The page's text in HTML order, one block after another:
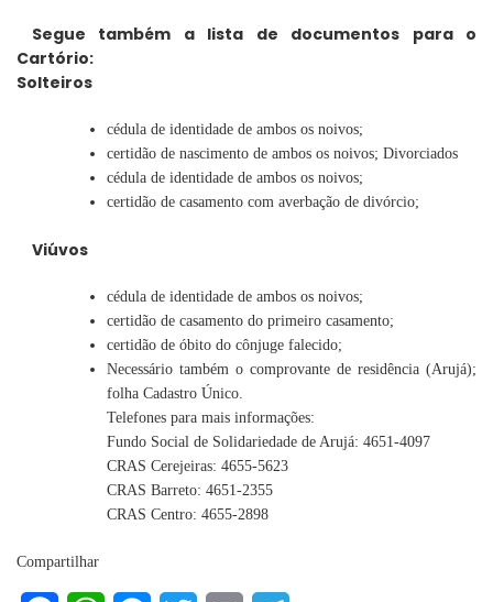
Segue também a lista de documentos para o
Cartório:
Solteiros
cédula de identidade de ambos os noivos;
certidão de nascimento de ambos os noivos; Divorciados
cédula de identidade de ambos os noivos;
certidão de casamento com averbação de divórcio;
Viúvos
cédula de identidade de ambos os noivos;
certidão de casamento do primeiro casamento;
certidão de óbito do cônjuge falecido;
Necessário também o comprovante de residência (Arujá);
folha Cadastro Único.
Telefones para mais informações:
Fundo Social de Solidariedade de Arujá: 4651-4097
CRAS Cerejeiras: 4655-5623
CRAS Barreto: 4651-2355
CRAS Centro: 4655-2898
Compartilhar